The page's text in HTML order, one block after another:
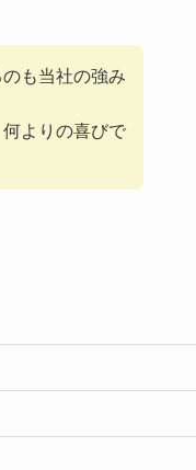
も当社の強み
よりの喜びで